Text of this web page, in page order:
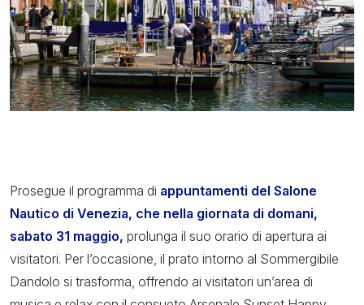
Prosegue il programma di appuntamenti del Salone
Nautico di Venezia, che nella giornata di domani,
sabato 31 maggio, prolunga il suo orario di apertura ai
visitatori. Per l’occasione, il prato intorno al Sommergibile
Dandolo si trasforma, offrendo ai visitatori un’area di